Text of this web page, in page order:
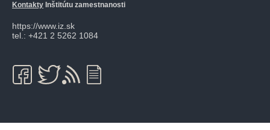
Kontakty Inštitútu zamestnanosti
https://www.iz.sk
tel.: +421 2 5262 1084